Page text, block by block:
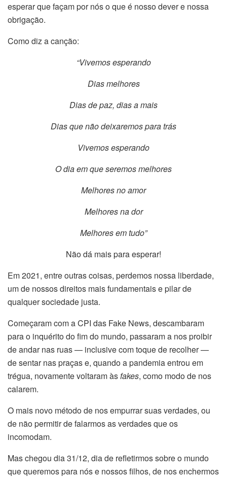
esperar que façam por nós o que é nosso dever e nossa
obrigação.
Como diz a canção:
“Vivemos esperando
Dias melhores
Dias de paz, dias a mais
Dias que não deixaremos para trás
Vivemos esperando
O dia em que seremos melhores
Melhores no amor
Melhores na dor
Melhores em tudo”
Não dá mais para esperar!
Em 2021, entre outras coisas, perdemos nossa liberdade,
um de nossos direitos mais fundamentais e pilar de
qualquer sociedade justa.
Começaram com a CPI das Fake News, descambaram
para o inquérito do fim do mundo, passaram a nos proibir
de andar nas ruas — inclusive com toque de recolher —
de sentar nas praças e, quando a pandemia entrou em
trégua, novamente voltaram àsfakes, como modo de nos
calarem.
O mais novo método de nos empurrar suas verdades, ou
de não permitir de falarmos as verdades que os
incomodam.
Mas chegou dia 31/12, dia de refletirmos sobre o mundo
que queremos para nós e nossos filhos, de nos enchermos